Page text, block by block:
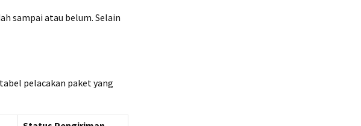
sampai atau belum. Selain
pelacakan paket yang